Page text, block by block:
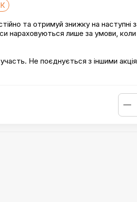
та отримуй знижку на наступні
нараховуються лише за умови,
Не поєднується з іншими